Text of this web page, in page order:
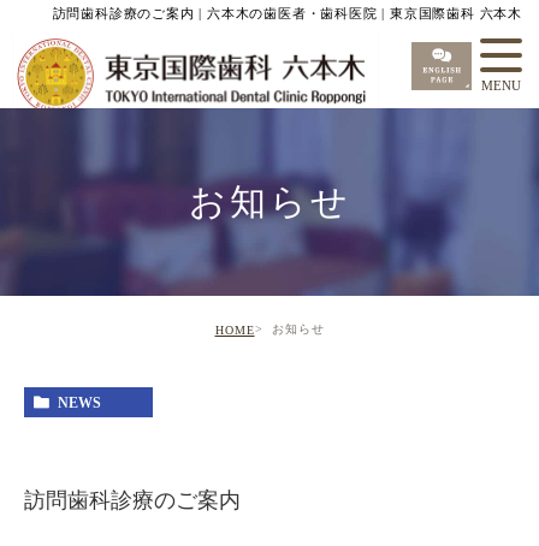
訪問歯科診療のご案内 | 六本木の歯医者・歯科医院 | 東京国際歯科 六本木
お知らせ
HOME お知らせ
NEWS
訪問歯科診療のご案内